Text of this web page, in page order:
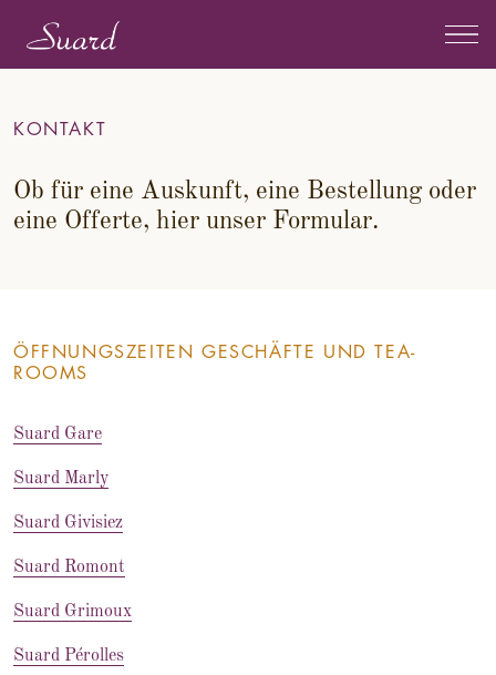
KONTAKT
Ob für eine Auskunft, eine Bestellung oder
eine Offerte, hier unser Formular.
ÖFFNUNGSZEITEN GESCHÄFTE UND TEA-
ROOMS
Suard Gare
Suard Marly
Suard Givisiez
Suard Romont
Suard Grimoux
Suard Pérolles